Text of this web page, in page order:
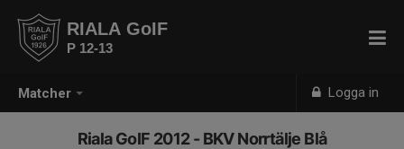
Matcher Logga in
RIALA GoIF
P 12-13
Riala GoIF 2012 - BKV Norrtälje Blå